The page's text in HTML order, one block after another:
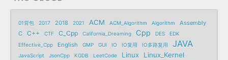
01背包 2017 2018 2021 ACM ACM_Algorithm Algorithm
Assembly
C
C++ CTF C_Cpp California_Dreaming Cpp DES
EDK
Effective_Cpp
English GMP GUI IO IO复用 IO多路复用 JAVA
JavaScript JsonCpp KGDB LeetCode Linux Linux_Kernel